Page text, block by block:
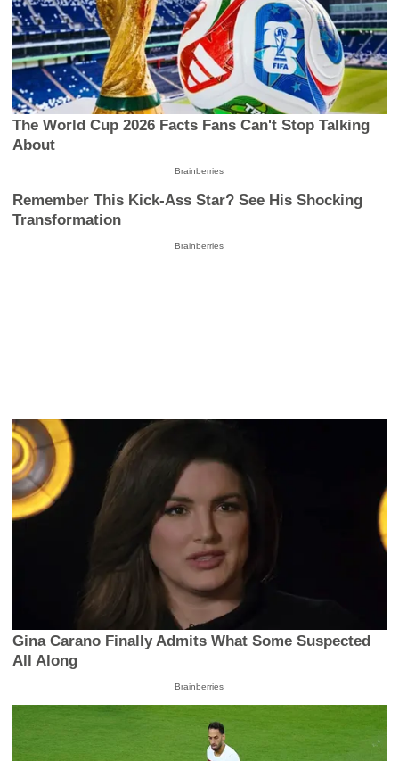
The World Cup 2026 Facts Fans Can't Stop Talking
About
Brainberries
Remember This Kick-Ass Star? See His Shocking
Transformation
Brainberries
Gina Carano Finally Admits What Some Suspected
All Along
Brainberries